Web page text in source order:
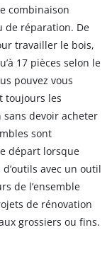
combinaison
de réparation. De
travailler le bois,
17 pièces selon le
pouvez vous
toujours les
sans devoir acheter
sont
départ lorsque
avec un outil
de l’ensemble
de rénovation
grossiers ou fins.